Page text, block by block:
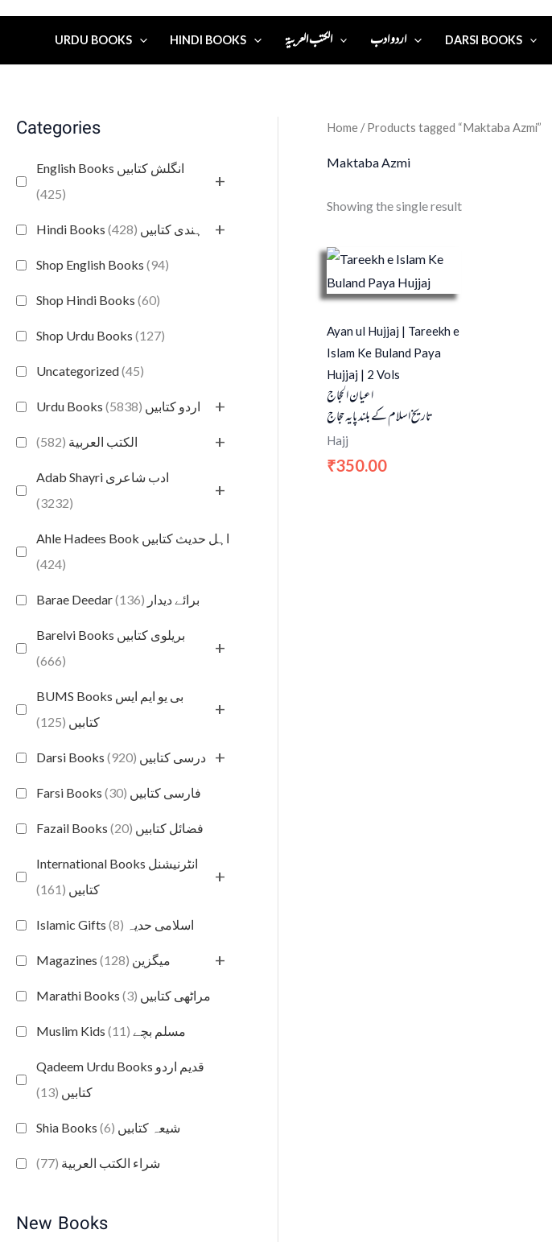
URDU BOOKS HINDI BOOKS الكتب العربية اردو ادب DARSI BOOKS
Categories
English Books انگلش کتابیں
(425)
+
Hindi Books ہندی کتابیں (428) +
Shop English Books (94)
Shop Hindi Books (60)
Shop Urdu Books (127)
Uncategorized(45)
Urdu Books اردو کتابیں (5838) +
الكتب العربية (582) +
Adab Shayri ادب شاعری
(3232)
+
Ahle Hadees Book اہل حدیث کتابیں
(424)
Barae Deedar برائے دیدار (136)
Barelvi Books بریلوی کتابیں
(666)
+
BUMS Books بی یو ایم ایس
کتابیں (125)
+
Darsi Books درسی کتابیں (920) +
Farsi Books فارسی کتابیں (30)
Fazail Books فضائل کتابیں (20)
International Books انٹرنیشنل
کتابیں (161)
+
Islamic Gifts اسلامی حدیہ (8)
Magazines میگزین (128) +
Marathi Books مراٹھی کتابیں (3)
Muslim Kids مسلم بچے (11)
Qadeem Urdu Books قدیم اردو
کتابیں (13)
Shia Books شیعہ کتابیں (6)
شراء الكتب العربية (77)
New Books
Home / Products tagged “Maktaba Azmi”
Maktaba Azmi
Showing the single result
Ayan ul Hujjaj | Tareekh e
Islam Ke Buland Paya
Hujjaj | 2 Vols
اعیان الحجاج
تاریخ اسلام کے بلند پایہ حجاج
Hajj
₹350.00